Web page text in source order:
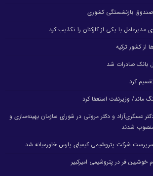
صندوق بازنشستگی کشوری
مدیرعامل با یکی از کارکنان را تکذیب کرد
از کشور ترکیه
بانک صادرات شد
ماند/ وزیرنفت استعفا کرد
عسکری‌آزاد و دکتر مروتی در شورای سازمان بهینه‌سازی و
شدند
شرکت پتروشیمی کیمیای پارس خاورمیانه شد
فر در پتروشیمی امیرکبیر